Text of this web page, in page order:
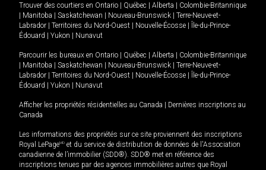
Trouver des courtiers en Ontario Québec Alberta
Colombie-Britannique
Manitoba Saskatchewan Nouveau-Brunswick
Terre-Neuve-et-
Labrador
Territoires du Nord-Ouest Nouvelle-Écosse
Île-du-Prince-
Édouard
Yukon Nunavut
Parcourir les bureaux en Ontario Québec Alberta
Colombie-Britannique
Manitoba Saskatchewan Nouveau-Brunswick
Terre-Neuve-et-
Labrador
Territoires du Nord-Ouest Nouvelle-Écosse
Île-du-Prince-
Édouard
Yukon Nunavut
Afficher les propriétés résidentielles au Canada
Dernières inscriptions au
Canada
Les informations des propriétés sur ce site proviennent des inscriptions
Royal LePageMD et du service de distribution de données de l'Association
canadienne de l’immobilier (SDD®). SDD® met en référence des
inscriptions tenues par des agences immobilières autres que Royal